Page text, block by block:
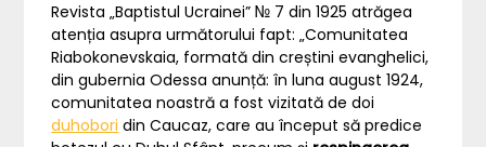
Revista „Baptistul Ucrainei” № 7 din 1925 atrăgea
atenția asupra următorului fapt: „Comunitatea
Riabokonevskaia, formată din creștini evanghelici,
din gubernia Odessa anunță: în luna august 1924,
comunitatea noastră a fost vizitată de doi
duhobori din Caucaz, care au început să predice